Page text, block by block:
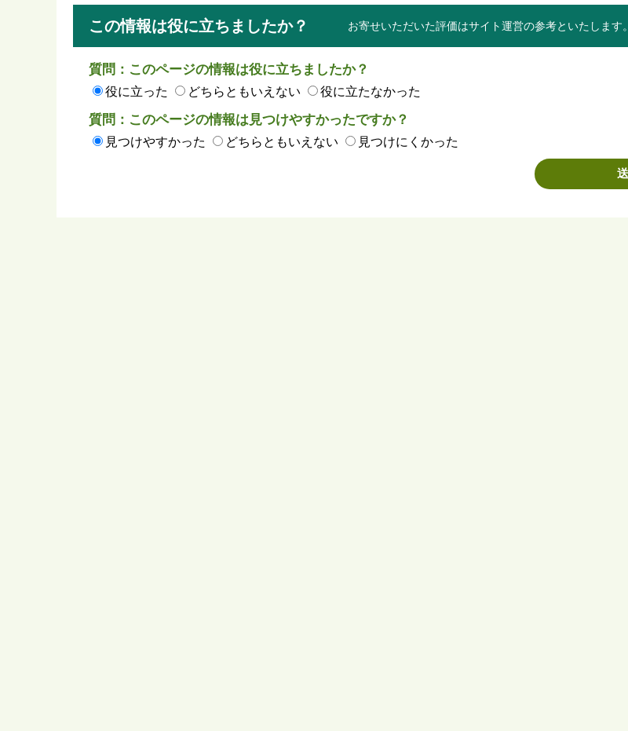
この情報は役に立ちましたか？ お寄せいただいた評価はサイト運営の参考といたします。
質問：このページの情報は役に立ちましたか？
役に立った どちらともいえない 役に立たなかった
質問：このページの情報は見つけやすかったですか？
見つけやすかった どちらともいえない 見つけにくかった